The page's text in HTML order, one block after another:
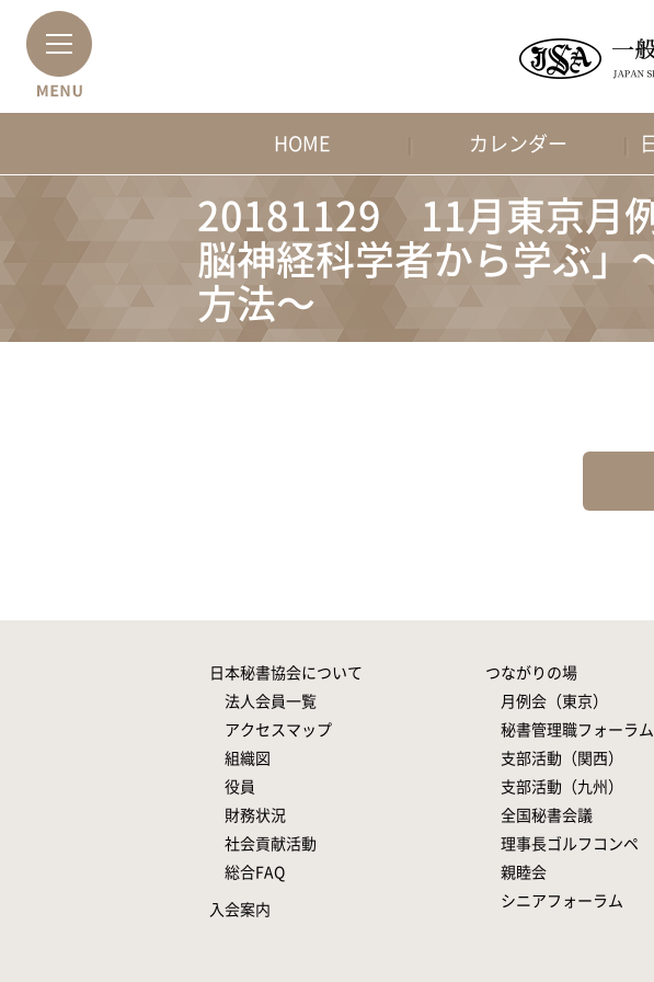
HOME カレンダー
20181129 11月東京月
脳神経科学者から学ぶ」
方法～
日本秘書協会について
法人会員一覧
アクセスマップ
組織図
役員
財務状況
社会貢献活動
総合FAQ
入会案内
つながりの場
月例会（東京）
秘書管理職フォーラム
支部活動（関西）
支部活動（九州）
全国秘書会議
理事長ゴルフコンペ
親睦会
シニアフォーラム